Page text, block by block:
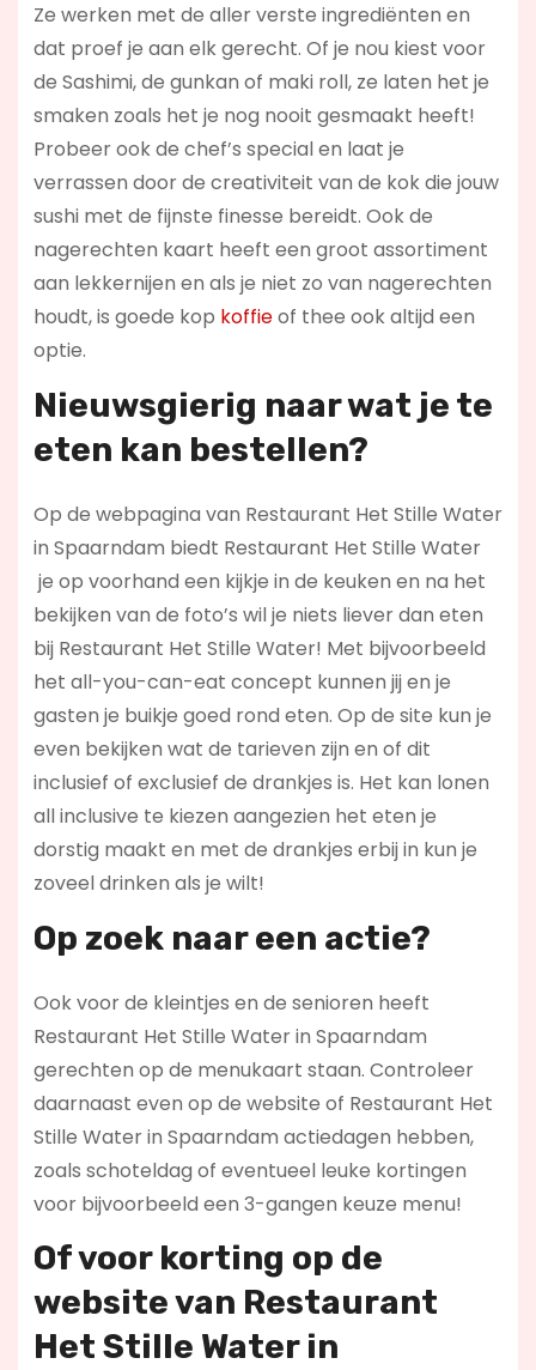
Ze werken met de aller verste ingrediënten en
dat proef je aan elk gerecht. Of je nou kiest voor
de Sashimi, de gunkan of maki roll, ze laten het je
smaken zoals het je nog nooit gesmaakt heeft!
Probeer ook de chef’s special en laat je
verrassen door de creativiteit van de kok die jouw
sushi met de fijnste finesse bereidt. Ook de
nagerechten kaart heeft een groot assortiment
aan lekkernijen en als je niet zo van nagerechten
houdt, is goede kop koffieof thee ook altijd een
optie.
Nieuwsgierig naar wat je te
eten kan bestellen?
Op de webpagina van Restaurant Het Stille Water
in Spaarndam biedt Restaurant Het Stille Water
je op voorhand een kijkje in de keuken en na het
bekijken van de foto’s wil je niets liever dan eten
bij Restaurant Het Stille Water! Met bijvoorbeeld
het all-you-can-eat concept kunnen jij en je
gasten je buikje goed rond eten. Op de site kun je
even bekijken wat de tarieven zijn en of dit
inclusief of exclusief de drankjes is. Het kan lonen
all inclusive te kiezen aangezien het eten je
dorstig maakt en met de drankjes erbij in kun je
zoveel drinken als je wilt!
Op zoek naar een actie?
Ook voor de kleintjes en de senioren heeft
Restaurant Het Stille Water in Spaarndam
gerechten op de menukaart staan. Controleer
daarnaast even op de website of Restaurant Het
Stille Water in Spaarndam actiedagen hebben,
zoals schoteldag of eventueel leuke kortingen
voor bijvoorbeeld een 3-gangen keuze menu!
Of voor korting op de
website van Restaurant
Het Stille Water in